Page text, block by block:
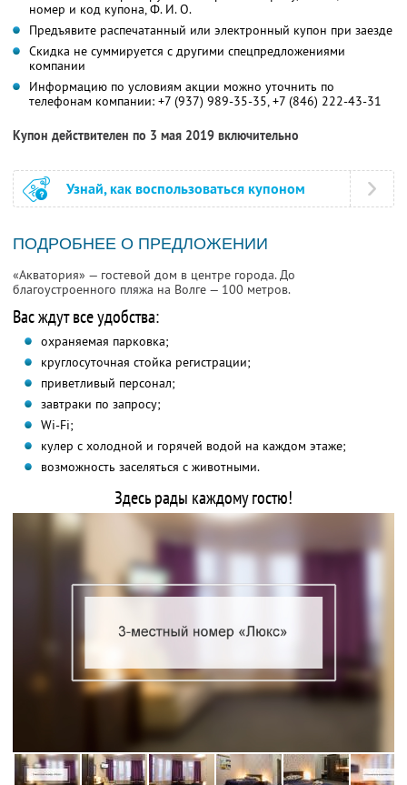
номер и код купона,Ф. И. О.
Предъявите распечатанный или электронный купон при заезде
Скидка не суммируется с другими спецпредложениями
компании
Информацию по условиям акции можно уточнить по
телефонам компании: +7 (937) 989-35-35,+7 (846) 222-43-31
Купон действителен по 3 мая 2019 включительно
Узнай, как воспользоваться купоном
ПОДРОБНЕЕ О ПРЕДЛОЖЕНИИ
«Акватория» — гостевой дом в центре города. До
благоустроенного пляжа на Волге — 100 метров.
Вас ждут все удобства:
охраняемая парковка;
круглосуточная стойка регистрации;
приветливый персонал;
завтраки по запросу;
Wi-Fi;
кулер с холодной и горячей водой на каждом этаже;
возможность заселяться с животными.
Здесь рады каждому гостю!